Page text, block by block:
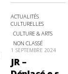
ACTUALITÉS
CULTURELLES
CULTURE & ARTS
NON CLASSÉ
1 SEPTEMBRE 2024
JR –